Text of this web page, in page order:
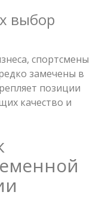
выбор
спортсмены
замечены в
позиции
качество и